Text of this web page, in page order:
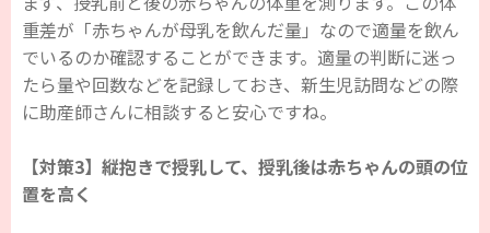
重差が「赤ちゃんが母乳を飲んだ量」なので適量を飲ん
でいるのか確認することができます。適量の判断に迷っ
たら量や回数などを記録しておき、新生児訪問などの際
に助産師さんに相談すると安心ですね。
【対策3】縦抱きで授乳して、授乳後は赤ちゃんの頭の位
置を高く